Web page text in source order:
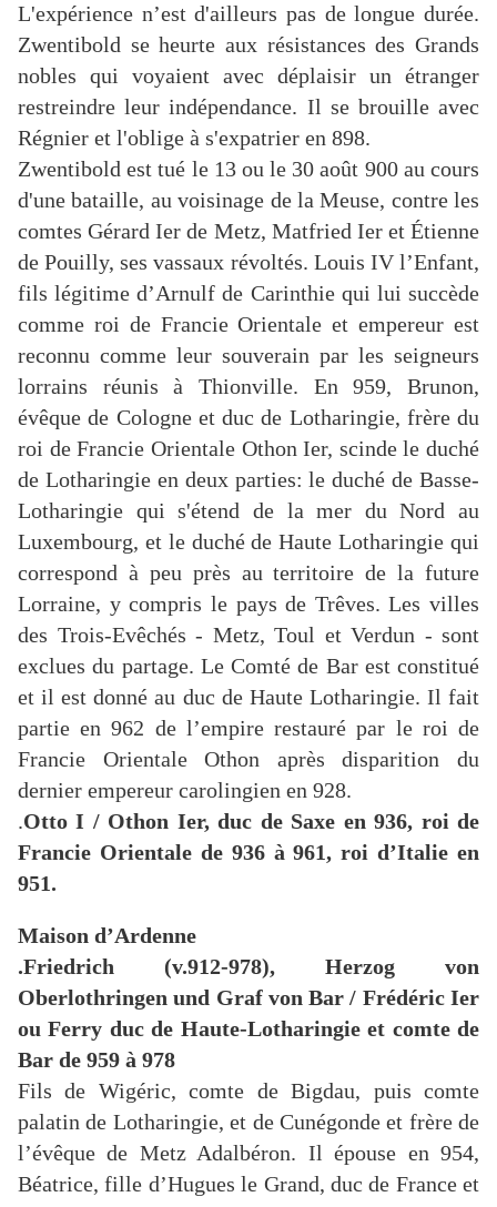
L'expérience n’est d'ailleurs pas de longue durée.
Zwentibold se heurte aux résistances des Grands
nobles qui voyaient avec déplaisir un étranger
restreindre leur indépendance. Il se brouille avec
Régnier et l'oblige à s'expatrier en 898.
Zwentibold est tué le 13 ou le 30 août 900 au cours
d'une bataille, au voisinage de la Meuse, contre les
comtes Gérard Ier de Metz, Matfried Ier et Étienne
de Pouilly, ses vassaux révoltés. Louis IV l’Enfant,
fils légitime d’Arnulf de Carinthie qui lui succède
comme roi de Francie Orientale et empereur est
reconnu comme leur souverain par les seigneurs
lorrains réunis à Thionville. En 959, Brunon,
évêque de Cologne et duc de Lotharingie, frère du
roi de Francie Orientale Othon Ier, scinde le duché
de Lotharingie en deux parties: le duché de Basse-
Lotharingie qui s'étend de la mer du Nord au
Luxembourg, et le duché de Haute Lotharingie qui
correspond à peu près au territoire de la future
Lorraine, y compris le pays de Trêves. Les villes
des Trois-Evêchés - Metz, Toul et Verdun - sont
exclues du partage. Le Comté de Bar est constitué
et il est donné au duc de Haute Lotharingie. Il fait
partie en 962 de l’empire restauré par le roi de
Francie Orientale Othon après disparition du
dernier empereur carolingien en 928.
.Otto I / Othon Ier, duc de Saxe en 936, roi de
Francie Orientale de 936 à 961, roi d’Italie en
951.
Maison d’Ardenne
.Friedrich (v.912-978), Herzog von
Oberlothringen und Graf von Bar / Frédéric Ier
ou Ferry duc de Haute-Lotharingie et comte de
Bar de 959 à 978
Fils de Wigéric, comte de Bigdau, puis comte
palatin de Lotharingie, et de Cunégonde et frère de
l’évêque de Metz Adalbéron. Il épouse en 954,
Béatrice, fille d’Hugues le Grand, duc de France et